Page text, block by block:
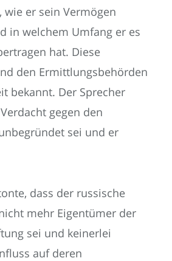
er sein Vermögen
in welchem Umfang er es
hat. Diese
den Ermittlungsbehörden
bekannt. Der Sprecher
gegen den
sei und er
dass der russische
mehr Eigentümer der
sei und keinerlei
auf deren